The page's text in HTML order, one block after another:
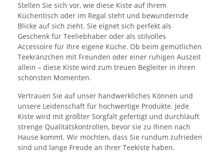
Stellen Sie sich vor, wie diese Kiste auf Ihrem
Küchentisch oder im Regal steht und bewundernde
Blicke auf sich zieht. Sie eignet sich perfekt als
Geschenk für Teeliebhaber oder als stilvolles
Accessoire für Ihre eigene Küche. Ob beim gemütlichen
Teekränzchen mit Freunden oder einer ruhigen Auszeit
allein – diese Kiste wird zum treuen Begleiter in Ihren
schönsten Momenten.
Vertrauen Sie auf unser handwerkliches Können und
unsere Leidenschaft für hochwertige Produkte. Jede
Kiste wird mit größter Sorgfalt gefertigt und durchläuft
strenge Qualitätskontrollen, bevor sie zu Ihnen nach
Hause kommt. Wir möchten, dass Sie rundum zufrieden
sind und lange Freude an Ihrer Teekiste haben.